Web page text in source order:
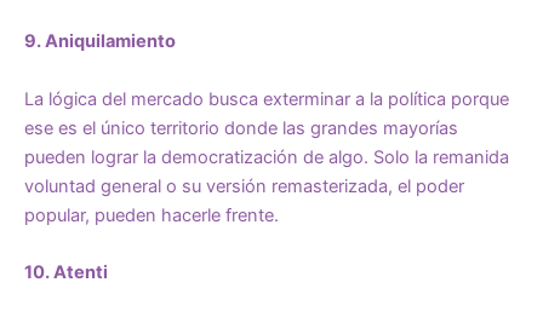
9. Aniquilamiento
La lógica del mercado busca exterminar a la política porque
ese es el único territorio donde las grandes mayorías
pueden lograr la democratización de algo. Solo la remanida
voluntad general o su versión remasterizada, el poder
popular, pueden hacerle frente.
10. Atenti